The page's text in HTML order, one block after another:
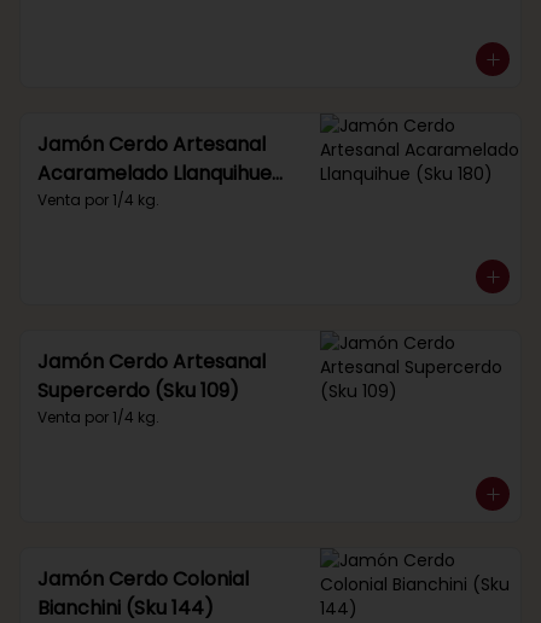
Jamón Cerdo Artesanal
Acaramelado Llanquihue
(Sku 180)
Venta por 1/4 kg.
Jamón Cerdo Artesanal
Supercerdo (Sku 109)
Venta por 1/4 kg.
Jamón Cerdo Colonial
Bianchini (Sku 144)